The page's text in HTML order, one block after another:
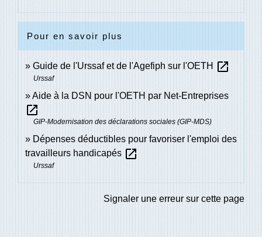
Pour en savoir plus
Guide de l'Urssaf et de l'Agefiph sur l'OETH open_in_new
Urssaf
Aide à la DSN pour l'OETH par Net-Entreprises
open_in_new
GIP-Modernisation des déclarations sociales (GIP-MDS)
Dépenses déductibles pour favoriser l'emploi des
travailleurs handicapésopen_in_new
Urssaf
Signaler une erreur sur cette page